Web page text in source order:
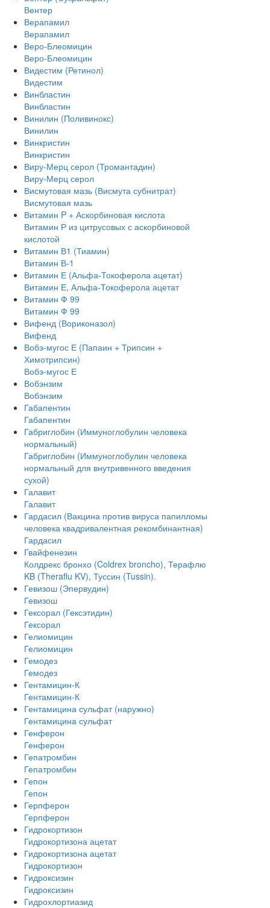
Вентер
Верапамил
Верапамил
Веро-Блеомицин
Веро-Блеомицин
Видестим (Ретинол)
Видестим
Винбластин
Винбластин
Винилин (Поливинокс)
Винилин
Винкристин
Винкристин
Виру-Мерц серол (Тромантадин)
Виру-Мерц серол
Висмутовая мазь (Висмута субнитрат)
Висмутовая мазь
Витамин P + Аскорбиновая кислота
Витамин Р из цитрусовых с аскорбиновой
кислотой
Витамин В1 (Тиамин)
Витамин В-1
Витамин Е (Альфа-Токоферола ацетат)
Витамин Е, Альфа-Токоферола ацетат
Витамин Ф 99
Витамин Ф 99
Вифенд (Вориконазол)
Вифенд
Вобэ-мугос Е (Папаин + Трипсин +
Химотрипсин)
Вобэ-мугос Е
Вобэнзим
Вобэнзим
Габапентин
Габапентин
Габриглобин (Иммуноглобулин человека
нормальный)
Габриглобин (Иммуноглобулин человека
нормальный для внутривенного введения
сухой)
Галавит
Галавит
Гардасил (Вакцина против вируса папилломы
человека квадривалентная рекомбинантная)
Гардасил
Гвайфенезин
Колдрекс бронхо (Coldrex broncho), Терафлю
KB (Theraflu KV), Туссин (Tussin).
Гевизош (Эпервудин)
Гевизош
Гексорал (Гексэтидин)
Гексорал
Гелиомицин
Гелиомицин
Гемодез
Гемодез
Гентамицин-К
Гентамицин-К
Гентамицина сульфат (наружно)
Гентамицина сульфат
Генферон
Генферон
Гепатромбин
Гепатромбин
Гепон
Гепон
Герпферон
Герпферон
Гидрокортизон
Гидрокортизона ацетат
Гидрокортизона ацетат
Гидрокортизон
Гидроксизин
Гидроксизин
Гидрохлортиазид